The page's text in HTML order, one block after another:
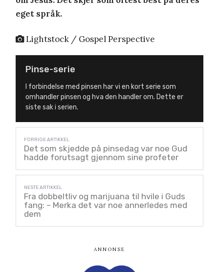
eget språk.
Lightstock / Gospel Perspective
Pinse-serie
I forbindelse med pinsen har vi en kort serie som
omhandler pinsen og hva den handler om. Dette er
siste sak i serien.
Det som skjedde på pinsedag var noe Gud
hadde forutsagt gjennom sine profeter
Fra dobbeltliv og marijuana til hvile i Guds
fang: – Merka det var noe annerledes med
dem